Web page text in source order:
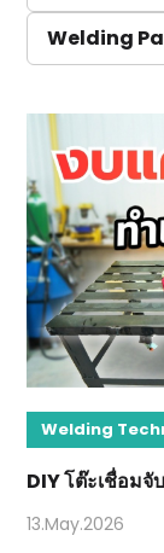
Welding
Welding
DIY โต๊ะเชื่อม
13.May.2026